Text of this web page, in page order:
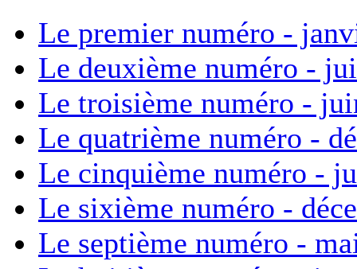
Le premier numéro -
Le deuxième numéro -
Le troisième numéro -
Le quatrième numéro -
Le cinquième numéro -
Le sixième numéro -
Le septième numéro -